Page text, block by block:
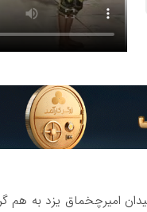
امیرچخماق یزد به هم